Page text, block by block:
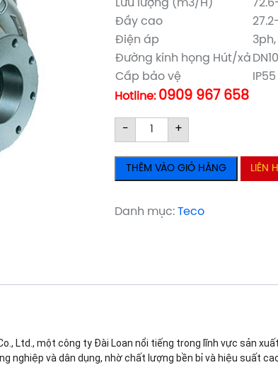
Lưu lượng (m3/H)
Đầy cao
Điện áp
3ph,
Đường kính họng Hút/xả
Cấp bảo vệ
Hotline: 0909 967 658
Máy
bơm
nước
100-
-
Máy
bơm
nước
100-
+
THÊM VÀO GIỎ HÀNG LIÊN
Danh mục:Teco
Ltd., một công ty Đài Loan nổi tiếng trong lĩnh vực sản
nghiệp và dân dụng, nhờ chất lượng bền bỉ và hiệu suất